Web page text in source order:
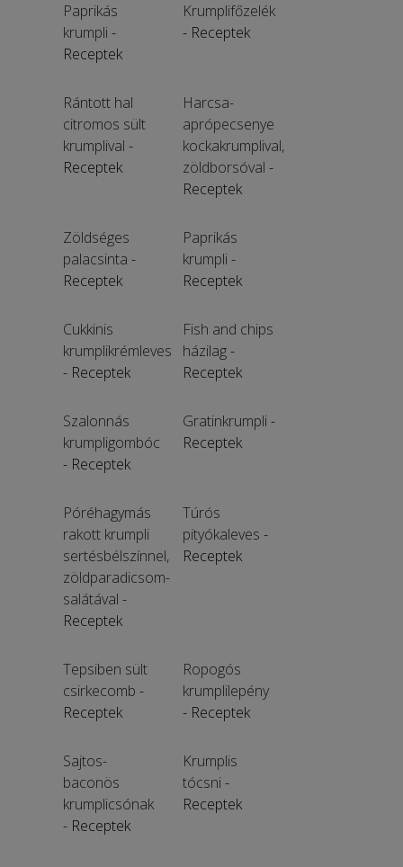
Paprikás
krumpli-
Receptek
Krumplifőzelék
- Receptek
Rántott hal
citromos sült
krumplival -
Receptek
Harcsa-
aprópecsenye
kockakrumplival,
zöldborsóval -
Receptek
Zöldséges
palacsinta -
Receptek
Paprikás
krumpli-
Receptek
Cukkinis
krumplikrémleves
- Receptek
Fish and chips
házilag-
Receptek
Szalonnás
krumpligombóc
- Receptek
Gratinkrumpli-
Receptek
Póréhagymás
rakott krumpli
sertésbélszínnel,
zöldparadicsom-
salátával -
Receptek
Túrós
pityókaleves -
Receptek
Tepsiben sült
csirkecomb -
Receptek
Ropogós
krumplilepény
- Receptek
Sajtos-
baconös
krumplicsónak
- Receptek
Krumplis
tócsni-
Receptek